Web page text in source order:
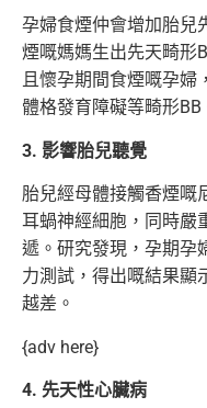
孕婦食煙仲會增加胎兒
煙嘅媽媽生出先天畸形
且懷孕期間食煙嘅孕婦
體格發育障礙等畸形BB
3. 影響胎兒聽覺
胎兒經母體接觸香煙嘅
耳蝸神經細胞，同時嚴
遞。研究發現，孕期孕
力測試，得出嘅結果顯
越差。
{adv here}
4. 先天性心臟病